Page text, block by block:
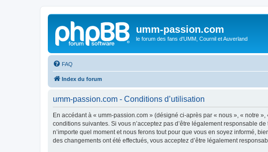
umm-passion.com
le forum des fans d'UMM, Cournil et Auverland
FAQ
Index du forum
umm-passion.com - Conditions d’utilisation
En accédant à « umm-passion.com » (désigné ci-après par « nous », « notre
conditions suivantes. Si vous n’acceptez pas d’être légalement responsable
n’importe quel moment et nous ferons tout pour que vous en soyez informé,
des changements ont été effectués, vous acceptez d’être légalement